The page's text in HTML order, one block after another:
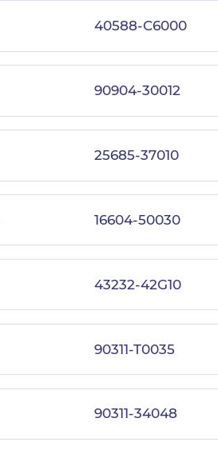
40588-C6000
90904-30012
25685-37010
16604-50030
43232-42G10
90311-T0035
90311-34048